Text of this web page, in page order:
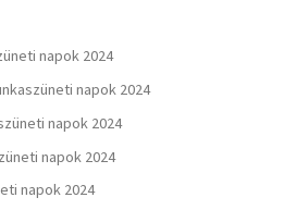
napok 2024
napok 2024
napok 2024
napok 2024
napok 2024